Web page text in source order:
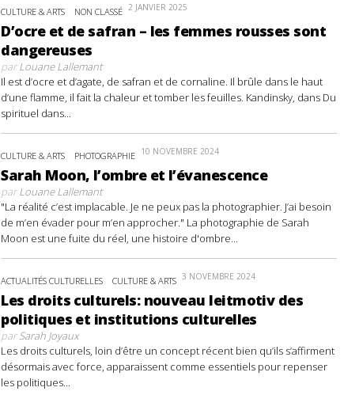
CULTURE & ARTS NON CLASSÉ 2 JANVIER 2025
D’ocre et de safran – les femmes rousses sont
dangereuses
parLouane Lallemant
Il est d’ocre et d’agate, de safran et de cornaline. Il brûle dans le haut
d’une flamme, il fait la chaleur et tomber les feuilles. Kandinsky, dans Du
spirituel dans...
CULTURE & ARTS PHOTOGRAPHIE 10 NOVEMBRE 2024
Sarah Moon, l’ombre et l’évanescence
parLouane Lallemant
"La réalité c’est implacable. Je ne peux pas la photographier. J’ai besoin
de m’en évader pour m’en approcher." La photographie de Sarah
Moon est une fuite du réel, une histoire d'ombre...
ACTUALITÉS CULTURELLES CULTURE & ARTS 3 NOVEMBRE 2024
Les droits culturels: nouveau leitmotiv des
politiques et institutions culturelles
parSarah Joyaux
Les droits culturels, loin d’être un concept récent bien qu’ils s’affirment
désormais avec force, apparaissent comme essentiels pour repenser
les politiques...